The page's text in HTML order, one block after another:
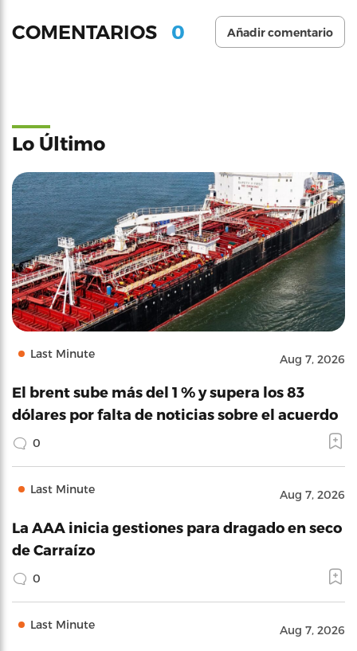
COMENTARIOS 0 Añadir comentario
Lo Último
Last Minute Aug 7, 2026
El brent sube más del 1 % y supera los 83
dólares por falta de noticias sobre el acuerdo
0
Last Minute Aug 7, 2026
La AAA inicia gestiones para dragado en seco
de Carraízo
0
Last Minute Aug 7, 2026